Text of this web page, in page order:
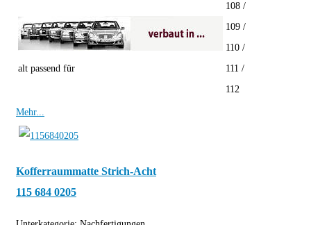
alt passend für
108 /
109 /
110 /
111 /
112
Mehr...
Kofferraummatte Strich-Acht
115 684 0205